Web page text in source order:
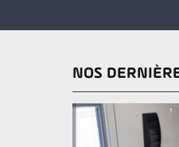
NOS